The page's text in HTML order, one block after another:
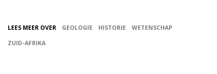
LEES MEER OVER GEOLOGIE HISTORIE
WETENSCHAP
ZUID-AFRIKA